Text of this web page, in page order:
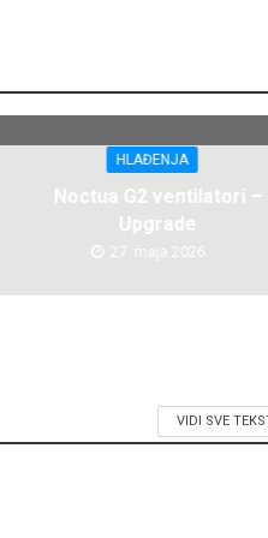
HLAĐENJA
Noctua G2 ventilatori –
Upgrade
27. maja 2026.
VIDI SVE